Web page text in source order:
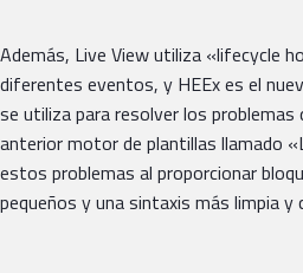
Además, Live View utiliza «lifecycle
diferentes eventos, y HEEx es el
se utiliza para resolver los problemas
anterior motor de plantillas llamado
estos problemas al proporcionar
pequeños y una sintaxis más limpia y